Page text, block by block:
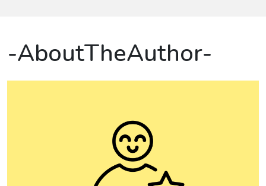
-AboutTheAuthor-